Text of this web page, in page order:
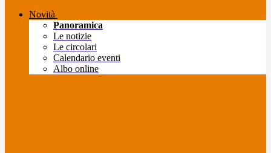
Novità
Panoramica
Le notizie
Le circolari
Calendario eventi
Albo online